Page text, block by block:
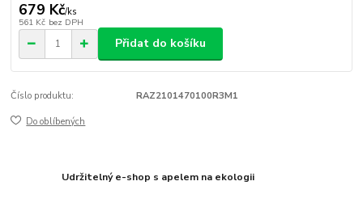
679 Kč/ks
561 Kč bez DPH
Přidat do košíku
Číslo produktu: RAZ2101470100R3M1
Do oblíbených
Udržitelný e-shop s apelem na ekologii